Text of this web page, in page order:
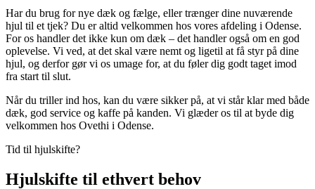
Har du brug for nye dæk og fælge, eller trænger dine nuværende
hjul til et tjek? Du er altid velkommen hos vores afdeling i Odense.
For os handler det ikke kun om dæk – det handler også om en god
oplevelse. Vi ved, at det skal være nemt og ligetil at få styr på dine
hjul, og derfor gør vi os umage for, at du føler dig godt taget imod
fra start til slut.
Når du triller ind hos, kan du være sikker på, at vi står klar med både
dæk, god service og kaffe på kanden. Vi glæder os til at byde dig
velkommen hos Ovethi i Odense.
Tid til hjulskifte?
Hjulskifte til ethvert behov